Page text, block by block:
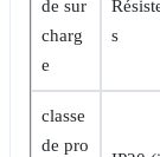
de sur
charg
e
s
classe
de pro